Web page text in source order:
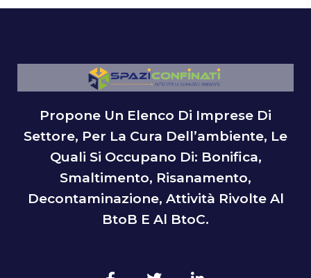
Propone Un Elenco Di Imprese Di
Settore, Per La Cura Dell’ambiente, Le
Quali Si Occupano Di: Bonifica,
Smaltimento, Risanamento,
Decontaminazione, Attività Rivolte Al
BtoB E Al BtoC.